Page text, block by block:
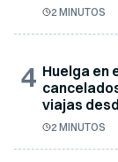
2 MINUTOS
4 Huelga en
viajas
2 MINUTOS